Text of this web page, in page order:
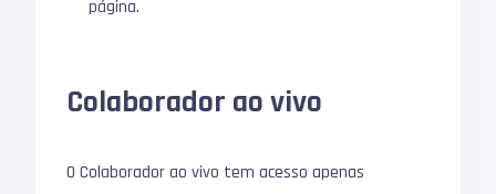
página.
Colaborador ao vivo
O Colaborador ao vivo tem acesso apenas